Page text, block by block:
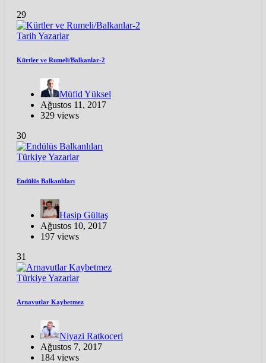
29
Tarih Yazarlar
Kürtler ve Rumeli/Balkanlar-2
Müfid Yüksel
Ağustos 11, 2017
329 views
30
TürkiyeYazarlar
Endülüs Balkanlıları
Hasip Gültaş
Ağustos 10, 2017
197 views
31
TürkiyeYazarlar
Arnavutlar Kaybetmez
Niyazi Ratkoceri
Ağustos 7, 2017
184 views